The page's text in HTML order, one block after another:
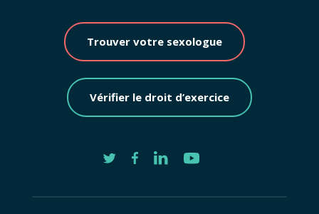
Trouver votre sexologue
Vérifier le droit d’exercice